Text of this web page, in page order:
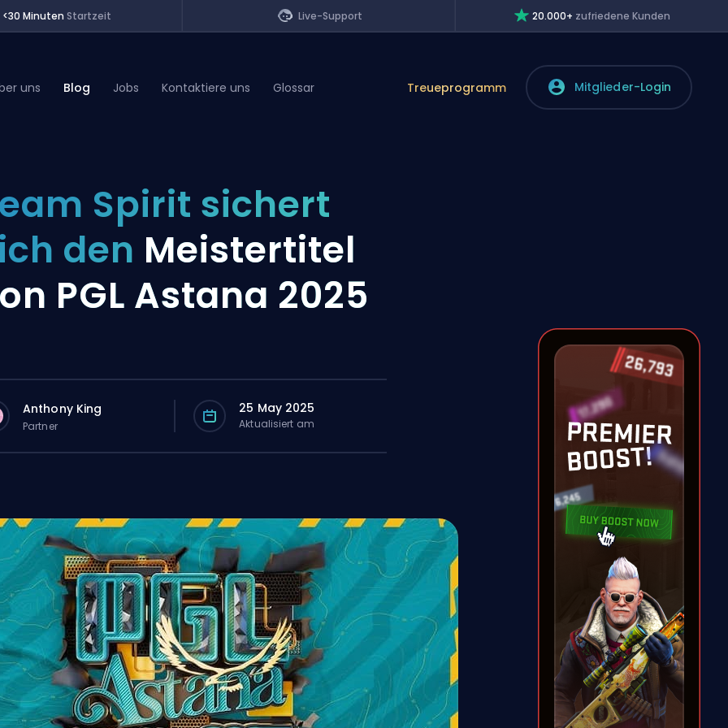
<30 Minuten Startzeit Live-Support 20.000+ zufriedene Kunden
uns Blog Jobs Kontaktiere uns Glossar Treueprogramm Mitglieder-Login
Spirit sichert
den Meistertitel
PGL Astana 2025
Anthony King
Partner
25 May 2025
Aktualisiert am